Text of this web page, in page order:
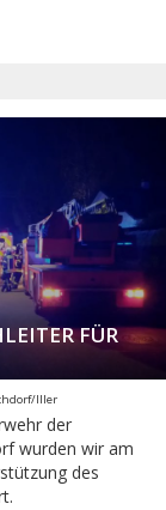
FÜR
Iller
der
wurden wir am
des